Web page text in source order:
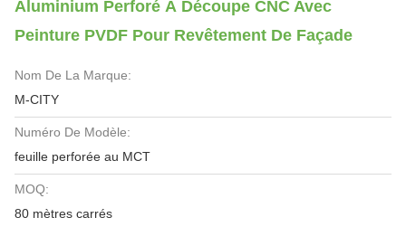
Aluminium Perforé À Découpe CNC Avec
Peinture PVDF Pour Revêtement De Façade
Nom De La Marque:
M-CITY
Numéro De Modèle:
feuille perforée au MCT
MOQ:
80 mètres carrés